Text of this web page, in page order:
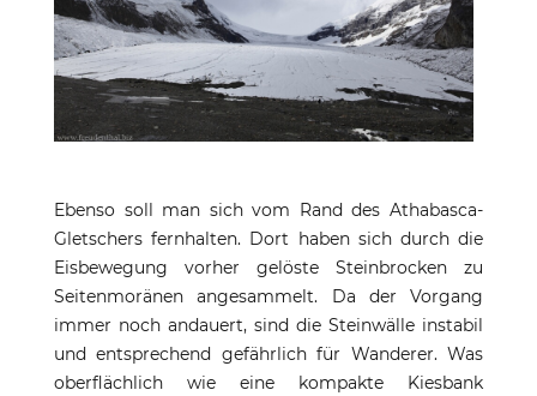
Ebenso soll man sich vom Rand des Athabasca-
Gletschers fernhalten. Dort haben sich durch die
Eisbewegung vorher gelöste Steinbrocken zu
Seitenmoränen angesammelt. Da der Vorgang
immer noch andauert, sind die Steinwälle instabil
und entsprechend gefährlich für Wanderer. Was
oberflächlich wie eine kompakte Kiesbank